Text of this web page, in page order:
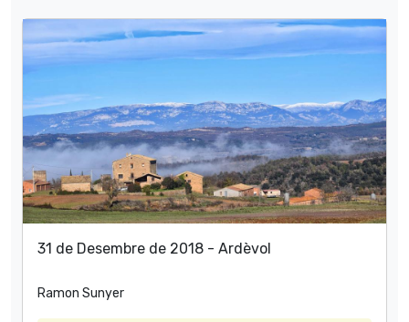
31 de Desembre de 2018 - Ardèvol
Ramon Sunyer